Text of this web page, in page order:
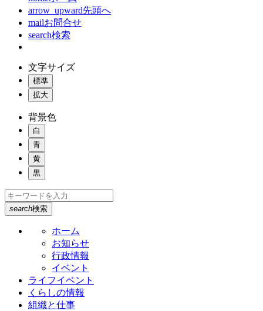
arrow_upward先頭へ
mailお問合せ
search検索
文字サイズ
標準
拡大
背景色
白
青
黄
黒
search検索
ホーム
お知らせ
行政情報
イベント
ライフイベント
くらしの情報
組織と仕事